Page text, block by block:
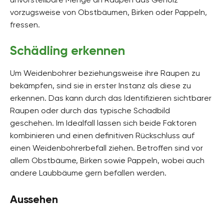
vorzugsweise von Obstbäumen, Birken oder Pappeln,
fressen.
Schädling erkennen
Um Weidenbohrer beziehungsweise ihre Raupen zu
bekämpfen, sind sie in erster Instanz als diese zu
erkennen. Das kann durch das Identifizieren sichtbarer
Raupen oder durch das typische Schadbild
geschehen. Im Idealfall lassen sich beide Faktoren
kombinieren und einen definitiven Rückschluss auf
einen Weidenbohrerbefall ziehen. Betroffen sind vor
allem Obstbäume, Birken sowie Pappeln, wobei auch
andere Laubbäume gern befallen werden.
Aussehen